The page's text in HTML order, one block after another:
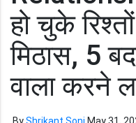
हो चुके
मिठास, 5
वाला करने